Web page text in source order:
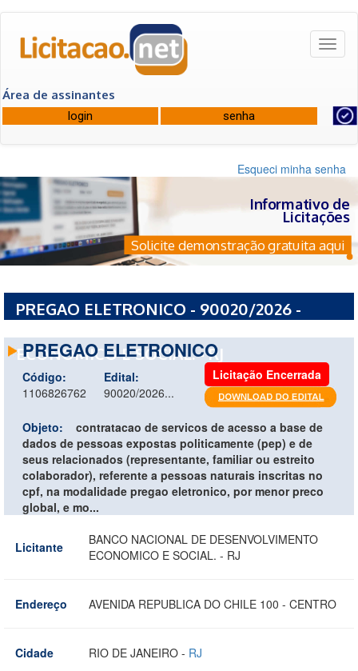
Área de assinantes
Esqueci minha senha
Informativo de
Licitações
Solicite demonstração gratuita aqui
PREGAO ELETRONICO - 90020/2026 -
ECONOMICO E SOCIAL. - RJ
PREGAO ELETRONICO
Código:
1106826762
Edital:
90020/2026...
Licitação Encerrada
Objeto:
contratacao de servicos de acesso a base de
dados de pessoas expostas politicamente (pep) e de
seus relacionados (representante, familiar ou estreito
colaborador), referente a pessoas naturais inscritas no
cpf, na modalidade pregao eletronico, por menor preco
global, e mo...
Licitante
BANCO NACIONAL DE DESENVOLVIMENTO
ECONOMICO E SOCIAL. - RJ
Endereço AVENIDA REPUBLICA DO CHILE 100 - CENTRO
Cidade RIO DE JANEIRO - RJ